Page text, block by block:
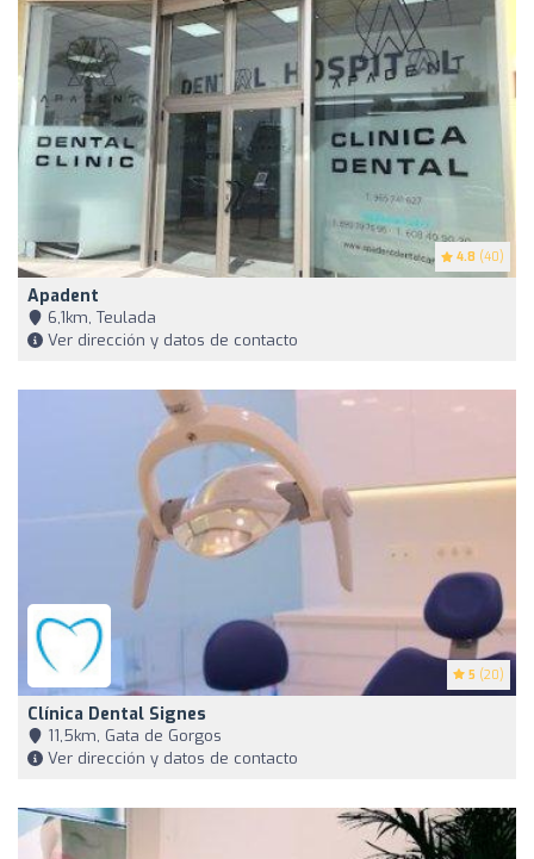
4.8 (40)
Apadent
6,1km, Teulada
Ver dirección y datos de contacto
5 (20)
Clínica Dental Signes
11,5km, Gata de Gorgos
Ver dirección y datos de contacto